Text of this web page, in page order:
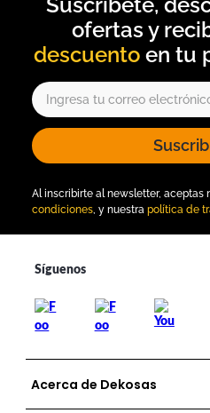
descuento
Al inscribirte al newsletter, aceptas
condiciones, y nuestra política de
Acerca de Dekosas